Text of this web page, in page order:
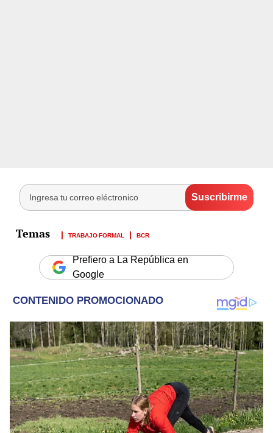
TRABAJO FORMAL BCR
Prefiero a La República en
Google